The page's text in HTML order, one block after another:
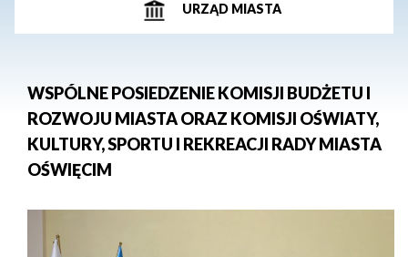
URZĄD MIASTA
WSPÓLNE POSIEDZENIE KOMISJI BUDŻETU I
ROZWOJU MIASTA ORAZ KOMISJI OŚWIATY,
KULTURY, SPORTU I REKREACJI RADY MIASTA
OŚWIĘCIM